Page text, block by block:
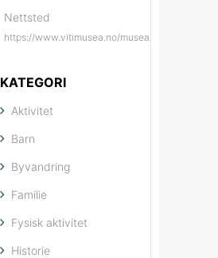
Nettsted
https://www.vitimusea.no/musea/
KATEGORI
Aktivitet
Barn
Byvandring
Familie
Fysisk aktivitet
Historie